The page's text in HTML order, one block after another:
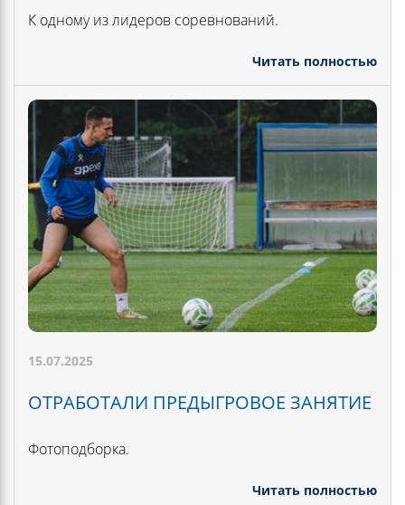
К одному из лидеров соревнований.
Читать полностью
15.07.2025
ОТРАБОТАЛИ ПРЕДЫГРОВОЕ ЗАНЯТИЕ
Фотоподборка.
Читать полностью